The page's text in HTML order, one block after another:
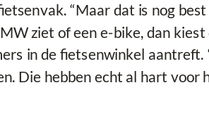
“Maar dat is nog best
ziet of een e-bike, dan
in de fietsenwinkel aantreft.
Die hebben echt al hart voor